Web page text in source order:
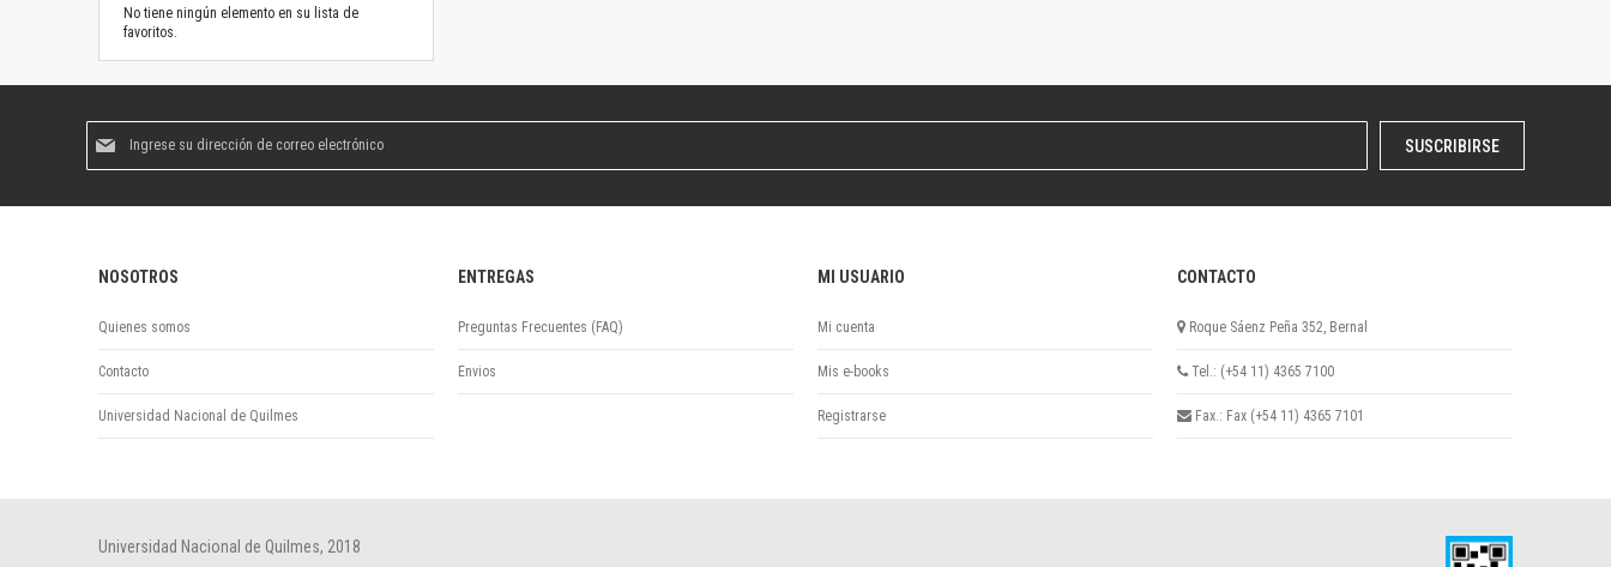
No tiene ningún elemento en su lista de
favoritos.
boletín
SUSCRIBIRSE
NOSOTROS
Quienes somos
Contacto
Universidad Nacional de Quilmes
ENTREGAS
Preguntas Frecuentes (FAQ)
Envios
MI USUARIO
Mi cuenta
Mis e-books
Registrarse
CONTACTO
Roque Sáenz Peña 352, Bernal
Tel.: (+54 11) 4365 7100
Fax.: Fax (+54 11) 4365 7101
Universidad Nacional de Quilmes, 2018